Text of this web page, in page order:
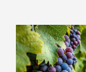
Pour transformer...